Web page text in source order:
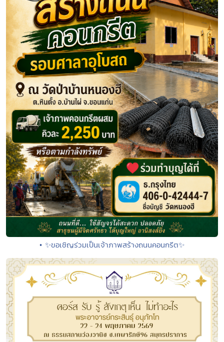
• ✨ขอเชิญร่วมเป็นเจ้าภาพสร้างถนนคอนกรีต✨